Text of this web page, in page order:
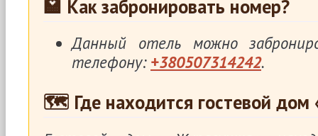
🏩 Как забронировать номер?
Данный отель можно
телефону: +380507314242.
🗺 Где находится гостевой дом